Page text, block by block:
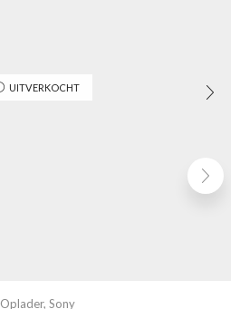
UITVERKOCHT
Oplader, Sony